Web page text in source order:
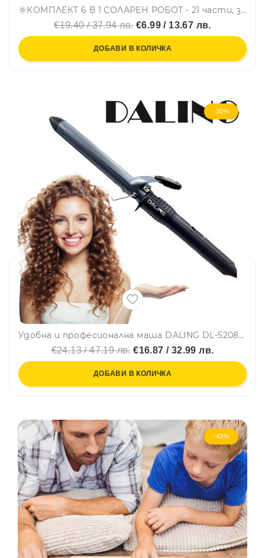
🌞КОМПЛЕКТ 6 В 1 СОЛАРЕН РОБОТ - 21 части, за създаване 6 различни робота по STEM системата - СИНЬО
€19.40 / 37.94 лв.€6.99 / 13.67 лв.
ДОБАВИ В КОЛИЧКА
-30%
Удобна и професионална маша DALING DL-5208 за перфектни къдрици✨ с въртящ се на 360° кабел
€24.13 / 47.19 лв.€16.87 / 32.99 лв.
ДОБАВИ В КОЛИЧКА
-43%